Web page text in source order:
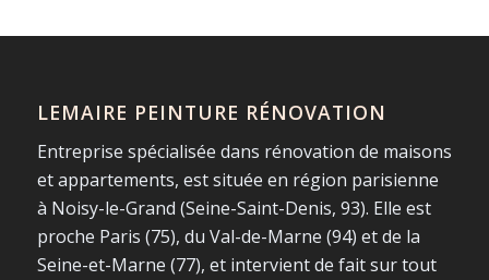
LEMAIRE PEINTURE RÉNOVATION
Entreprise spécialisée dans rénovation de maisons
et appartements, est située en région parisienne
à Noisy-le-Grand (Seine-Saint-Denis, 93). Elle est
proche Paris (75), du Val-de-Marne (94) et de la
Seine-et-Marne (77), et intervient de fait sur tout